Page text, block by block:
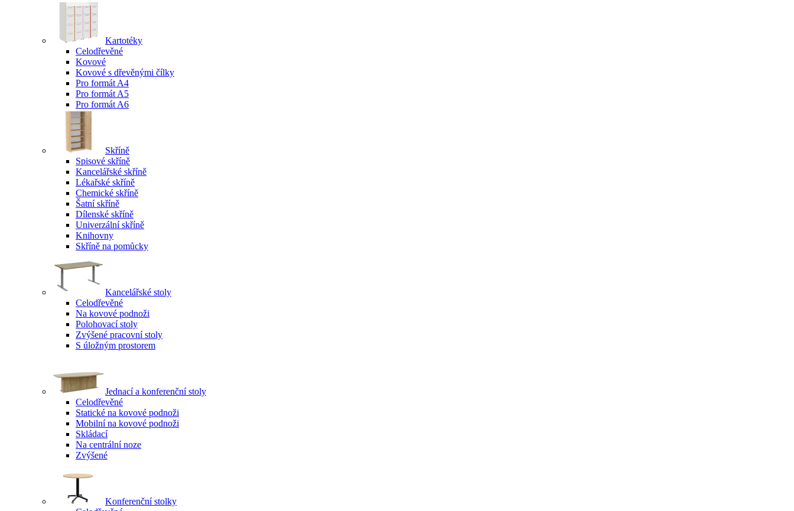
Kartotéky
Celodřevěné
Kovové
Kovové s dřevěnými čílky
Pro formát A4
Pro formát A5
Pro formát A6
Skříně
Spisové skříně
Kancelářské skříně
Lékařské skříně
Chemické skříně
Šatní skříně
Dílenské skříně
Univerzální skříně
Knihovny
Skříně na pomůcky
Kancelářské stoly
Celodřevěné
Na kovové podnoži
Polohovací stoly
Zvýšené pracovní stoly
S úložným prostorem
Jednací a konferenční stoly
Celodřevěné
Statické na kovové podnoži
Mobilní na kovové podnoži
Skládací
Na centrální noze
Zvýšené
Konferenční stolky